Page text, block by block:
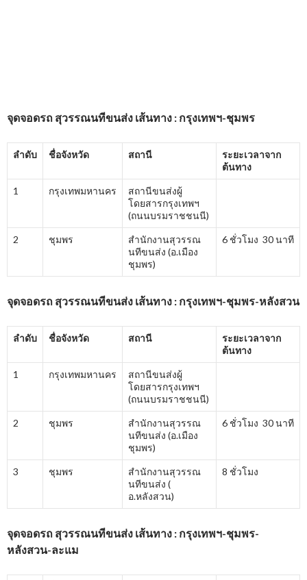
จุดจอดรถ สุวรรณนทีขนส่ง เส้นทาง : กรุงเทพฯ-ชุมพร
ลำดับ ชื่อจังหวัด สถานี
ระยะเวลาจาก
ต้นทาง
1 กรุงเทพมหานคร
สถานีขนส่งผู้
โดยสารกรุงเทพฯ
(ถนนบรมราชชนนี)
2 ชุมพร
สำนักงานสุวรรณ
นทีขนส่ง (อ.เมือง
ชุมพร)
6 ชั่วโมง 30 นาที
จุดจอดรถ สุวรรณนทีขนส่ง เส้นทาง : กรุงเทพฯ-ชุมพร-หลังสวน
ลำดับ ชื่อจังหวัด สถานี
ระยะเวลาจาก
ต้นทาง
1 กรุงเทพมหานคร
สถานีขนส่งผู้
โดยสารกรุงเทพฯ
(ถนนบรมราชชนนี)
2 ชุมพร
สำนักงานสุวรรณ
นทีขนส่ง (อ.เมือง
ชุมพร)
6 ชั่วโมง 30 นาที
3 ชุมพร
สำนักงานสุวรรณ
นทีขนส่ง (
อ.หลังสวน)
8 ชั่วโมง
จุดจอดรถ สุวรรณนทีขนส่ง เส้นทาง : กรุงเทพฯ-ชุมพร-
หลังสวน-ละแม